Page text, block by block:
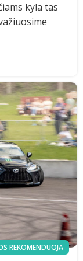
kyla tas
REKOMENDUOJA